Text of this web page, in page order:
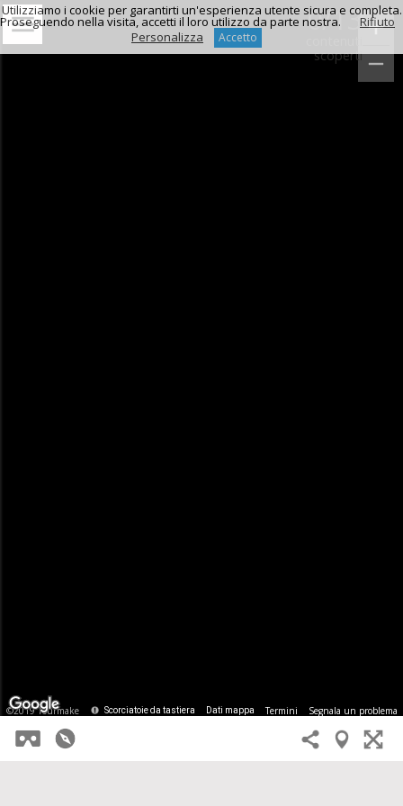
©2019 Tourmake Scorciatoie da tastiera Dati mappa Termini Segnala un problema
0/13
scoperti
Utilizziamo i cookie per garantirti un'esperienza utente sicura e completa.
Proseguendo nella visita, accetti il loro utilizzo da parte nostra. Rifiuto
Personalizza
Accetto